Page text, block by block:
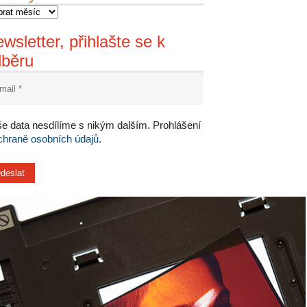
přihlašte se k
data nesdílíme s nikým dalším. Prohlášení
osobních údajů.